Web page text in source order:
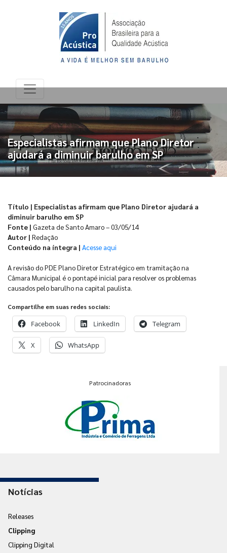
Especialistas afirmam que Plano Diretor
ajudará a diminuir barulho em SP
Título | Especialistas afirmam que Plano Diretor ajudará a
diminuir barulho em SP
Fonte | Gazeta de Santo Amaro – 03/05/14
Autor | Redação
Conteúdo na íntegra | Acesse aqui
A revisão do PDE Plano Diretor Estratégico em tramitação na
Câmara Municipal é o pontapé inicial para resolver os problemas
causados pelo barulho na capital paulista.
Compartilhe em suas redes sociais:
Facebook LinkedIn Telegram
X WhatsApp
Patrocinadoras
Notícias
Releases
Clipping
Clipping Digital